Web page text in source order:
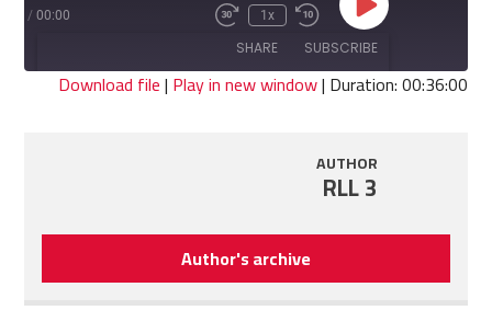
Play
Episode
Rewind
10
Seconds
1x
Fast
seconds
00:00
/
SUBSCRIBE
SHARE
Download file| Play in new window| Duration: 00:36:00
AUTHOR
RLL 3
Author's archive